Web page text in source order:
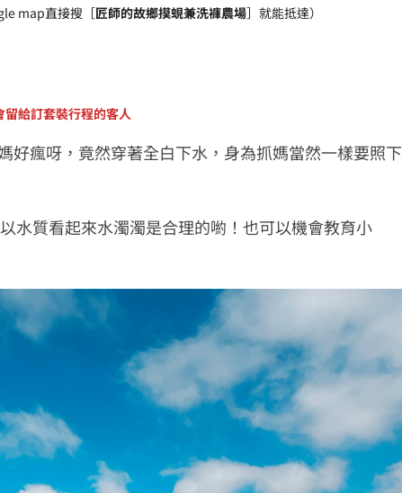
map直接搜［匠師的故鄉摸蜆兼洗褲農場］就能抵達）
給訂套裝行程的客人
好瘋呀，竟然穿著全白下水，身為抓媽當然一樣要照下
水質看起來水濁濁是合理的喲！也可以機會教育小